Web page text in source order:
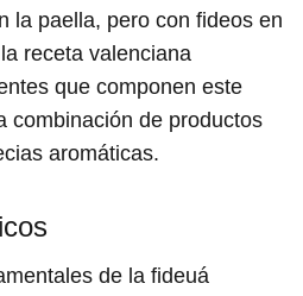
la paella, pero con fideos en
receta valenciana
que componen este
combinación de productos
aromáticas.
de la fideuá